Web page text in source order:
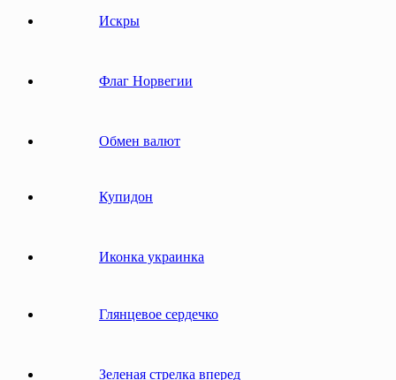
Искры
Флаг Норвегии
Обмен валют
Купидон
Иконка украинка
Глянцевое сердечко
Зеленая стрелка вперед